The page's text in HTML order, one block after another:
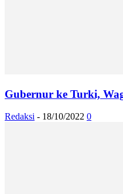
Gubernur ke Turki,
Redaksi - 18/10/2022 0